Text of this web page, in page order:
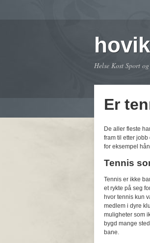
Helse Kost Sport
Er
De aller fleste
fram til etter jobb
for eksempel
Tennis
Tennis er ikke
et rykte på seg
hvor tennis kun
medlem i dyre
muligheter som
bygd mange
bane.